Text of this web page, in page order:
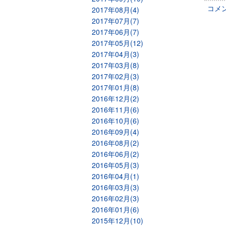
2017年08月(4)
2017年07月(7)
2017年06月(7)
2017年05月(12)
2017年04月(3)
2017年03月(8)
2017年02月(3)
2017年01月(8)
2016年12月(2)
2016年11月(6)
2016年10月(6)
2016年09月(4)
2016年08月(2)
2016年06月(2)
2016年05月(3)
2016年04月(1)
2016年03月(3)
2016年02月(3)
2016年01月(6)
2015年12月(10)
コメ